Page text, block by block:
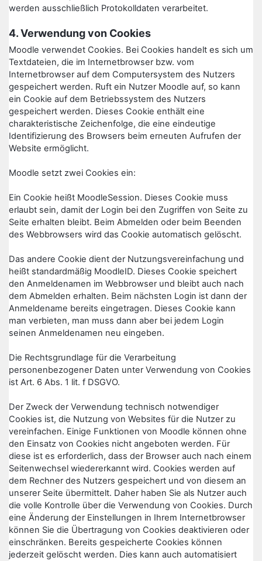
werden ausschließlich Protokolldaten verarbeitet.
4. Verwendung von Cookies
Moodle verwendet Cookies. Bei Cookies handelt es sich um
Textdateien, die im Internetbrowser bzw. vom
Internetbrowser auf dem Computersystem des Nutzers
gespeichert werden. Ruft ein Nutzer Moodle auf, so kann
ein Cookie auf dem Betriebssystem des Nutzers
gespeichert werden. Dieses Cookie enthält eine
charakteristische Zeichenfolge, die eine eindeutige
Identifizierung des Browsers beim erneuten Aufrufen der
Website ermöglicht.
Moodle setzt zwei Cookies ein:
Ein Cookie heißt MoodleSession. Dieses Cookie muss
erlaubt sein, damit der Login bei den Zugriffen von Seite zu
Seite erhalten bleibt. Beim Abmelden oder beim Beenden
des Webbrowsers wird das Cookie automatisch gelöscht.
Das andere Cookie dient der Nutzungsvereinfachung und
heißt standardmäßig MoodleID. Dieses Cookie speichert
den Anmeldenamen im Webbrowser und bleibt auch nach
dem Abmelden erhalten. Beim nächsten Login ist dann der
Anmeldename bereits eingetragen. Dieses Cookie kann
man verbieten, man muss dann aber bei jedem Login
seinen Anmeldenamen neu eingeben.
Die Rechtsgrundlage für die Verarbeitung
personenbezogener Daten unter Verwendung von Cookies
ist Art. 6 Abs. 1 lit. f DSGVO.
Der Zweck der Verwendung technisch notwendiger
Cookies ist, die Nutzung von Websites für die Nutzer zu
vereinfachen. Einige Funktionen von Moodle können ohne
den Einsatz von Cookies nicht angeboten werden. Für
diese ist es erforderlich, dass der Browser auch nach einem
Seitenwechsel wiedererkannt wird. Cookies werden auf
dem Rechner des Nutzers gespeichert und von diesem an
unserer Seite übermittelt. Daher haben Sie als Nutzer auch
die volle Kontrolle über die Verwendung von Cookies. Durch
eine Änderung der Einstellungen in Ihrem Internetbrowser
können Sie die Übertragung von Cookies deaktivieren oder
einschränken. Bereits gespeicherte Cookies können
jederzeit gelöscht werden. Dies kann auch automatisiert